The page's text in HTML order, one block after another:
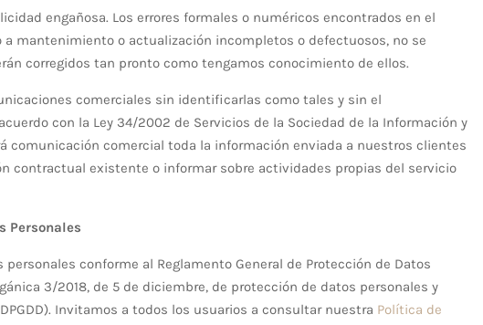
engañosa. Los errores formales o numéricos encontrados en el
mantenimiento o actualización incompletos o defectuosos, no se
corregidos tan pronto como tengamos conocimiento de ellos.
comerciales sin identificarlas como tales y sin el
con la Ley 34/2002 de Servicios de la Sociedad de la Información y
comunicación comercial toda la información enviada a nuestros clientes
contractual existente o informar sobre actividades propias del servicio
Personales
conforme al Reglamento General de Protección de Datos
3/2018, de 5 de diciembre, de protección de datos personales y
Invitamos a todos los usuarios a consultar nuestra Política de